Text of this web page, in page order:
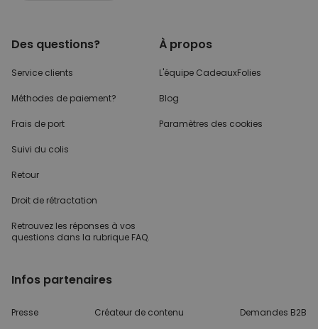
Des questions?
Service clients
Méthodes de paiement?
Frais de port
Suivi du colis
Retour
Droit de rétractation
Retrouvez les réponses à vos
questions dans la rubrique FAQ.
À propos
L'équipe CadeauxFolies
Blog
Paramètres des cookies
Infos partenaires
Presse Créateur de contenu Demandes B2B